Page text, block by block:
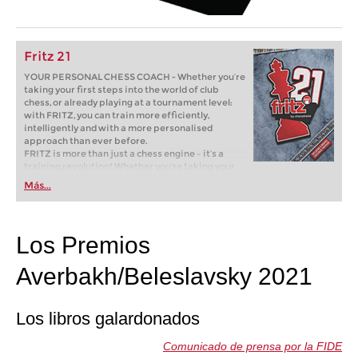
Fritz 21
YOUR PERSONAL CHESS COACH - Whether you’re
taking your first steps into the world of club
chess, or already playing at a tournament level:
with FRITZ, you can train more efficiently,
intelligently and with a more personalised
approach than ever before.
FRITZ is more than just a chess engine – it’s a
training revolution! Whether you’re taking your
first steps into the world of club chess, or already
playing at a tournament level: with FRITZ, you can
train more efficiently, intelligently and with a
Más...
Los Premios
Averbakh/Beleslavsky 2021
Los libros galardonados
Comunicado de prensa por la FIDE